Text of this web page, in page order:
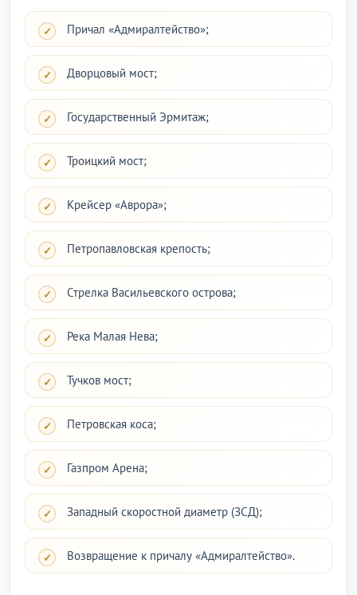
Причал «Адмиралтейство»;
Дворцовый мост;
Государственный Эрмитаж;
Троицкий мост;
Крейсер «Аврора»;
Петропавловская крепость;
Стрелка Васильевского острова;
Река Малая Нева;
Тучков мост;
Петровская коса;
Газпром Арена;
Западный скоростной диаметр (ЗСД);
Возвращение к причалу «Адмиралтейство».